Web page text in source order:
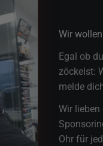
Wir
Egal ob
zöckelst:
melde
Wir
Ohr für